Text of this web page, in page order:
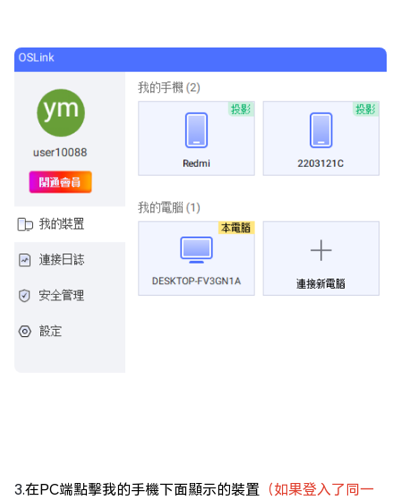
3.在PC端點擊我的手機下面顯示的裝置 （如果登入了同一